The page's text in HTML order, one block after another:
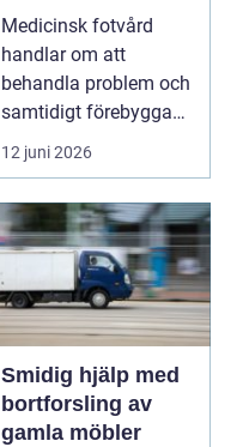
vardagskomfort
Medicinsk fotvård
handlar om att
behandla problem och
samtidigt förebygga
framtida besvär. För
12 juni 2026
Smidig hjälp med
bortforsling av
gamla möbler